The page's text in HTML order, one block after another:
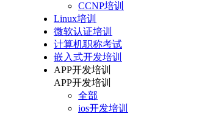
CCNP培训
Linux培训
微软认证培训
计算机职称考试
嵌入式开发培训
APP开发培训
APP开发培训
全部
ios开发培训